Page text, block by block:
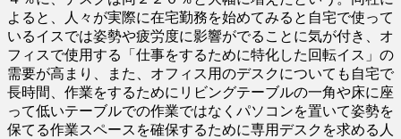
よると、人々が実際に在宅勤務を始めてみると自宅で使って
いるイスでは姿勢や疲労度に影響がでることに気が付き、オ
フィスで使用する「仕事をするために特化した回転イス」の
需要が高まり、また、オフィス用のデスクについても自宅で
長時間、作業をするためにリビングテーブルの一角や床に座
って低いテーブルでの作業ではなくパソコンを置いて姿勢を
保てる作業スペースを確保するために専用デスクを求める人